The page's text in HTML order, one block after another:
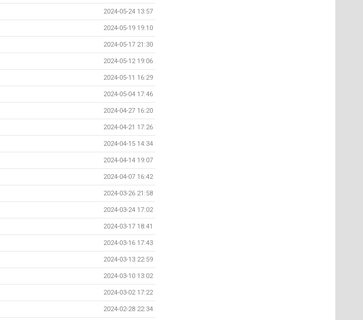
2024-05-24 13:57
2024-05-19 19:10
2024-05-17 21:30
2024-05-12 19:06
2024-05-11 16:29
2024-05-04 17:46
2024-04-27 16:20
2024-04-21 17:26
2024-04-15 14:34
2024-04-14 19:07
2024-04-07 16:42
2024-03-26 21:58
2024-03-24 17:02
2024-03-17 18:41
2024-03-16 17:43
2024-03-13 22:59
2024-03-10 13:02
2024-03-02 17:22
2024-02-28 22:34